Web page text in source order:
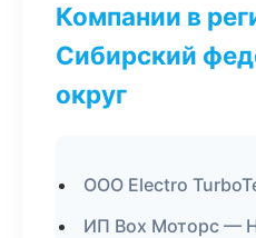
Компании в
Сибирский
округ
ООО Electro
ИП Box Моторс —